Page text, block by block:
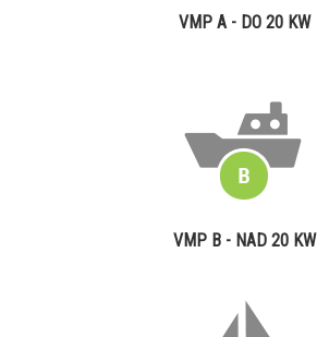
VMP A - DO 20 KW
VMP B - NAD 20 KW